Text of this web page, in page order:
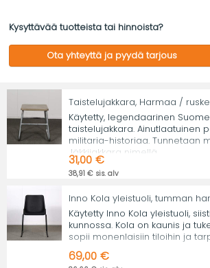
Kysyttävää tuotteista tai hinnoista?
Ota yhteyttä ja pyydä tarjous
Taistelujakkara, Harmaa /
Käytetty, legendaarinen
taistelujakkara. Ainutlaatuinen
militaria-historiaa. Tunnetaan
Jäkkijakkara nimellä.
31,00 €
38,91 € sis. alv
Inno Kola yleistuoli, tumman
Käytetty Inno Kola yleistuoli,
kunnossa. Kola on kaunis ja
sopii monenlaisiin tiloihin ja
69,00 €